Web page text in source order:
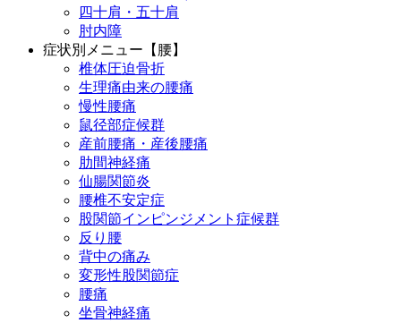
四十肩・五十肩
肘内障
症状別メニュー【腰】
椎体圧迫骨折
生理痛由来の腰痛
慢性腰痛
鼠径部症候群
産前腰痛・産後腰痛
肋間神経痛
仙腸関節炎
腰椎不安定症
股関節インピンジメント症候群
反り腰
背中の痛み
変形性股関節症
腰痛
坐骨神経痛